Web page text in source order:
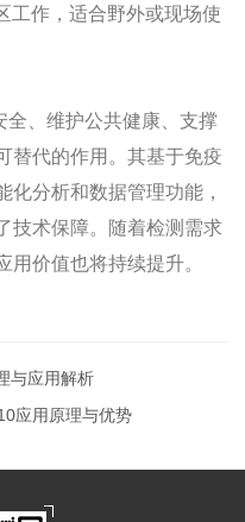
工作，适合野外或现场使
全、维护公共健康、支撑
替代的作用。其基于免疫
化分析和数据管理功能，
技术保障。随着检测需求
用价值也将持续提升。
与应用解析
应用原理与优势